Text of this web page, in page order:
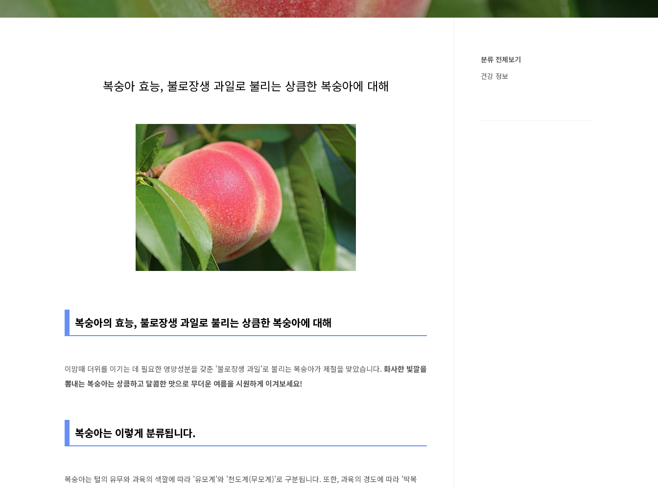
복숭아 효능, 불로장생 과일로 불리는 상큼한 복숭아에 대해
복숭아의 효능, 불로장생 과일로 불리는 상큼한 복숭아에 대해
이맘때 더위를 이기는 데 필요한 영양성분을 갖춘 '불로장생 과일'로 불리는 복숭아가 제철을 맞았습니다. 화사한 빛깔을
뽐내는 복숭아는 상큼하고 달콤한 맛으로 무더운 여름을 시원하게 이겨보세요!
복숭아는 이렇게 분류됩니다.
복숭아는 털의 유무와 과육의 색깔에 따라 '유모계'와 '천도계(무모계)'로 구분됩니다. 또한, 과육의 경도에 따라 '딱복
분류 전체보기
건강 정보